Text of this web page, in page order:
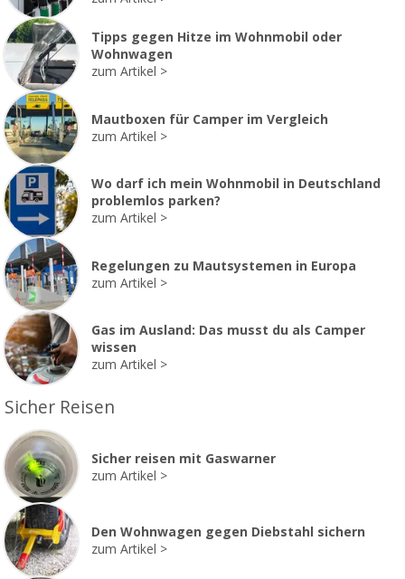
Tipps gegen Hitze im Wohnmobil oder
Wohnwagen
zum Artikel
Mautboxen für Camper im Vergleich
zum Artikel
Wo darf ich mein Wohnmobil in Deutschland
problemlos parken?
zum Artikel
Regelungen zu Mautsystemen in Europa
zum Artikel
Gas im Ausland: Das musst du als Camper
wissen
zum Artikel
Sicher Reisen
Sicher reisen mit Gaswarner
zum Artikel
Den Wohnwagen gegen Diebstahl sichern
zum Artikel